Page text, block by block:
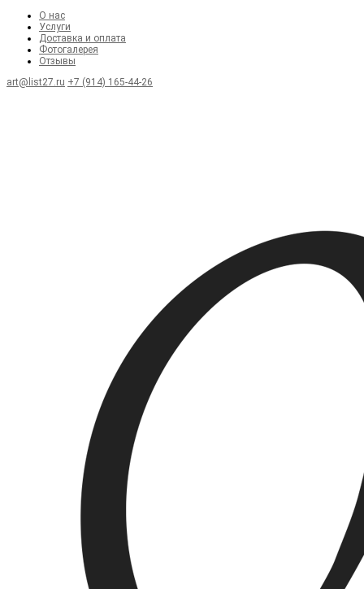
О нас
Услуги
Доставка и оплата
Фотогалерея
Отзывы
art@list27.ru +7 (914) 165-44-26